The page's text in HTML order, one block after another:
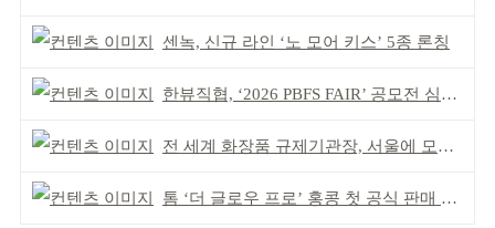
센녹, 신규 라인 ‘노 모어 키스’ 5종 론칭
한뷰직협, ‘2026 PBFS FAIR’ 공모전 심사 성료
전 세계 화장품 규제기관장, 서울에 모인다
톰 ‘더 글로우 프로’ 홍콩 첫 공식 판매 완판